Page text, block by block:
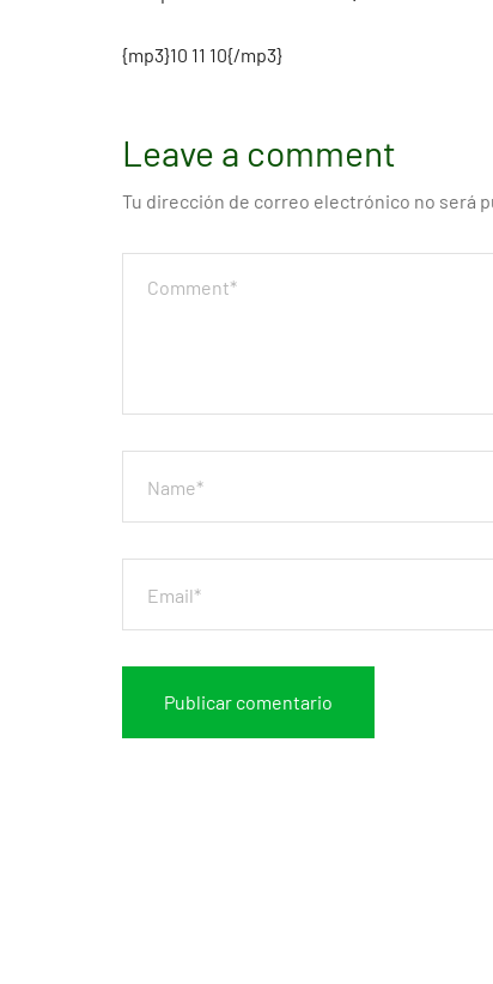
{mp3}10 11 10{/mp3}
Leave a comment
Tu dirección de correo electrónico no será